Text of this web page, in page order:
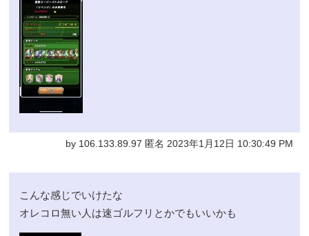
by 106.133.89.97 匿名 2023年1月12日 10:30:49 PM
こんな感じでいけたな
オレコロ無い人は速ゴルフリとかでもいいかも